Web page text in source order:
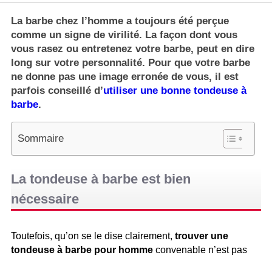
La barbe chez l’homme a toujours été perçue
comme un signe de virilité. La façon dont vous
vous rasez ou entretenez votre barbe, peut en dire
long sur votre personnalité. Pour que votre barbe
ne donne pas une image erronée de vous, il est
parfois conseillé d’utiliser une bonne tondeuse à
barbe.
Sommaire
La tondeuse à barbe est bien
nécessaire
Toutefois, qu’on se le dise clairement, trouver une
tondeuse à barbe pour homme convenable n’est pas